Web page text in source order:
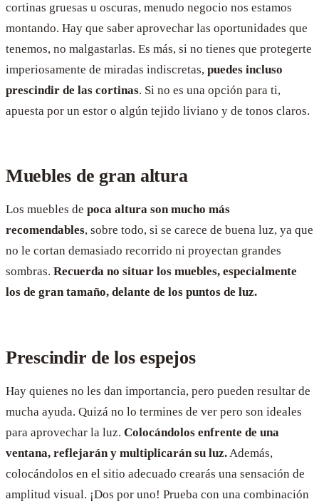
cortinas gruesas u oscuras, menudo negocio nos estamos
montando. Hay que saber aprovechar las oportunidades que
tenemos, no malgastarlas. Es más, si no tienes que protegerte
imperiosamente de miradas indiscretas, puedes incluso
prescindir de las cortinas. Si no es una opción para ti,
apuesta por un estor o algún tejido liviano y de tonos claros.
Muebles de gran altura
Los muebles de poca altura son mucho más
recomendables, sobre todo, si se carece de buena luz, ya que
no le cortan demasiado recorrido ni proyectan grandes
sombras. Recuerda no situar los muebles, especialmente
los de gran tamaño, delante de los puntos de luz.
Prescindir de los espejos
Hay quienes no les dan importancia, pero pueden resultar de
mucha ayuda. Quizá no lo termines de ver pero son ideales
para aprovechar la luz. Colocándolos enfrente de una
ventana, reflejarán y multiplicarán su luz. Además,
colocándolos en el sitio adecuado crearás una sensación de
amplitud visual. ¡Dos por uno! Prueba con una combinación